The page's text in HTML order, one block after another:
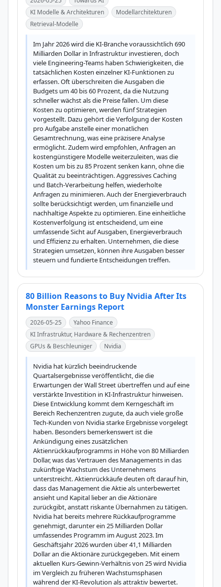
KI Modelle & Architekturen
Modellarchitekturen
Retrieval-Modelle
Im Jahr 2026 wird die KI-Branche voraussichtlich 690
Milliarden Dollar in Infrastruktur investieren, doch
viele Engineering-Teams haben Schwierigkeiten, die
tatsächlichen Kosten einzelner KI-Funktionen zu
erfassen. Oft überschreiten die Ausgaben die
Budgets um 40 bis 60 Prozent, da die Nutzung
schneller wächst als die Preise fallen. Um diese
Kosten zu optimieren, werden fünf Strategien
vorgestellt. Dazu gehört die Verfolgung der Kosten
pro Aufgabe anstelle einer monatlichen
Gesamtrechnung, was eine präzisere Analyse
ermöglicht. Zudem wird empfohlen, Anfragen an
kostengünstigere Modelle weiterzuleiten, was die
Kosten um bis zu 85 Prozent senken kann, ohne die
Qualität zu beeinträchtigen. Aggressives Caching
und Batch-Verarbeitung helfen, wiederholte
Anfragen zu minimieren. Auch der Energieverbrauch
sollte berücksichtigt werden, um finanzielle und
nachhaltige Aspekte zu optimieren. Eine einheitliche
Kostenverfolgung ist entscheidend, um eine
umfassende Sicht auf Ausgaben, Energieverbrauch
und Effizienz zu erhalten. Unternehmen, die diese
Strategien umsetzen, können ihre Ausgaben besser
steuern und fundierte Entscheidungen treffen.
80 Billion Reasons to Buy Nvidia After Its
Monster Earnings Report
2026-05-25
Yahoo Finance
KI Infrastruktur, Hardware & Rechenzentren
GPUs & Beschleuniger
Nvidia
Nvidia hat kürzlich beeindruckende
Quartalsergebnisse veröffentlicht, die die
Erwartungen der Wall Street übertreffen und auf eine
verstärkte Investition in KI-Infrastruktur hinweisen.
Diese Entwicklung kommt dem Kerngeschäft im
Bereich Rechenzentren zugute, da auch viele große
Tech-Kunden von Nvidia starke Ergebnisse vorgelegt
haben. Besonders bemerkenswert ist die
Ankündigung eines zusätzlichen
Aktienrückkaufprogramms in Höhe von 80 Milliarden
Dollar, was das Vertrauen des Managements in das
zukünftige Wachstum des Unternehmens
unterstreicht. Aktienrückkäufe deuten oft darauf hin,
dass das Management die Aktie als unterbewertet
ansieht und Kapital lieber an die Aktionäre
zurückgibt, anstatt riskante Übernahmen zu tätigen.
Nvidia hat bereits mehrere Rückkaufprogramme
genehmigt, darunter ein 25 Milliarden Dollar
umfassendes Programm im August 2023. Im
Geschäftsjahr 2026 wurden über 41,1 Milliarden
Dollar an die Aktionäre zurückgegeben. Mit einem
aktuellen Kurs-Gewinn-Verhältnis von 25 wird Nvidia
im Vergleich zu früheren Wachstumsphasen
während der KI-Revolution als attraktiv bewertet.